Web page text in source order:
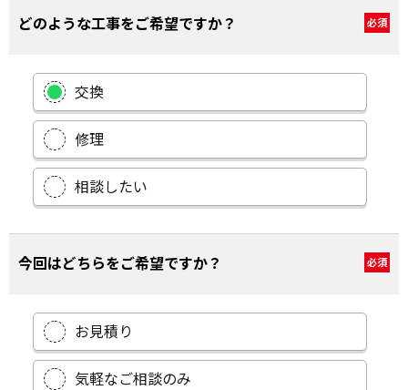
どのような工事をご希望ですか？ 必須
交換
修理
相談したい
今回はどちらをご希望ですか？ 必須
お見積り
気軽なご相談のみ